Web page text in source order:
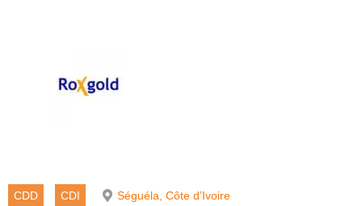
CDD CDI
Séguéla, Côte d’Ivoire